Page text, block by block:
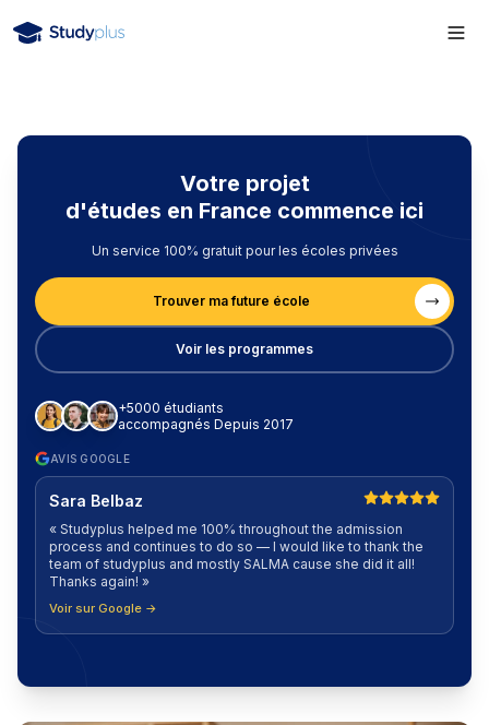
Votre projet
d'études en France commence ici
Un service 100% gratuit pour les écoles privées
Trouver ma future école
Voir les programmes
+5000 étudiants
accompagnés Depuis 2017
AVIS GOOGLE
Sara Belbaz
« Studyplus helped me 100% throughout the admission
process and continues to do so — I would like to thank the
team of studyplus and mostly SALMA cause she did it all!
Thanks again! »
Voir sur Google →